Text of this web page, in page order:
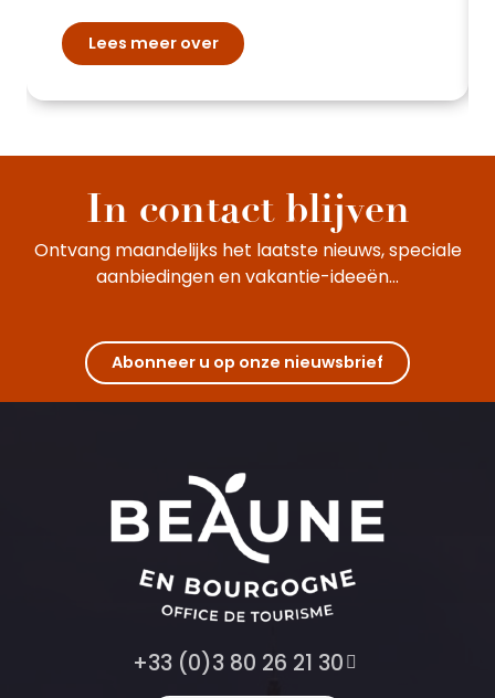
Lees meer over
In contact blijven
Ontvang maandelijks het laatste nieuws, speciale
aanbiedingen en vakantie-ideeën...
Abonneer u op onze nieuwsbrief
+33 (0)3 80 26 21 30